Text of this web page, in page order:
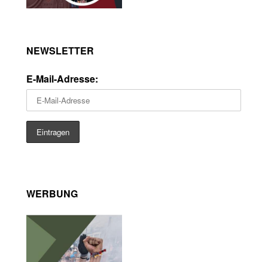
NEWSLETTER
E-Mail-Adresse:
WERBUNG